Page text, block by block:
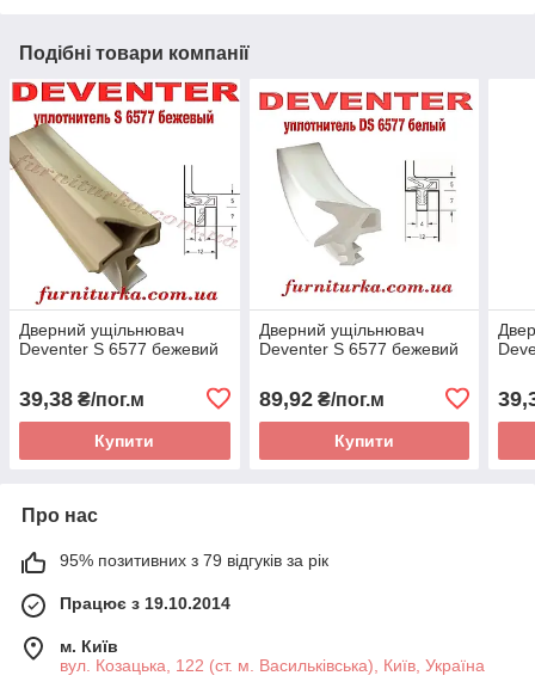
Подібні товари компанії
Дверний ущільнювач
Deventer S 6577 бежевий
39,38 ₴/пог.м
Купити
Дверний ущільнювач
Deventer S 6577 бежевий
89,92₴/пог.м
Купити
Про нас
95% позитивних з 79 відгуків за рік
Працює з 19.10.2014
м. Київ
вул. Козацька, 122 (ст. м. Васильківська), Київ, Україна